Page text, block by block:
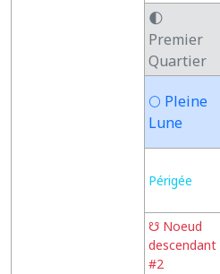
🌓
Premier
Quartier
🌕 Pleine
Lune
Périgée
☋ Noeud
descendant
#2